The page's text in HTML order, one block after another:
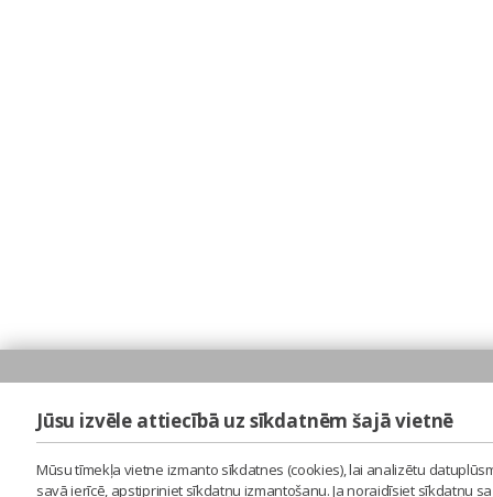
Jūsu izvēle attiecībā uz sīkdatnēm šajā vietnē
Mūsu tīmekļa vietne izmanto sīkdatnes (cookies), lai analizētu
savā ierīcē, apstipriniet sīkdatņu izmantošanu. Ja noraidīsiet sīkdatņu